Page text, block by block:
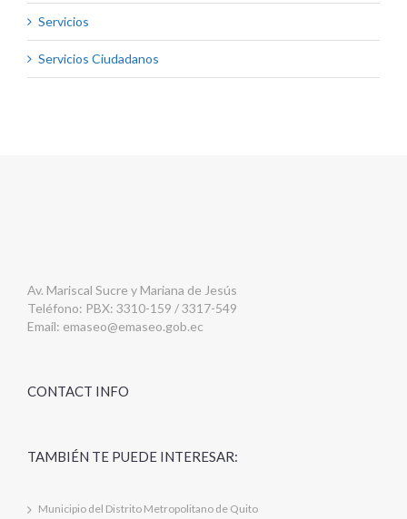
Servicios
Servicios Ciudadanos
Av. Mariscal Sucre y Mariana de Jesús
Teléfono: PBX: 3310-159 / 3317-549
Email: emaseo@emaseo.gob.ec
CONTACT INFO
TAMBIÉN TE PUEDE INTERESAR:
Municipio del Distrito Metropolitano de Quito